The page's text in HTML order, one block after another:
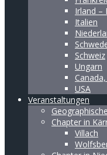
Irland –
Italien
Schweiz
Ungarn
USA
Veranstaltungen
Chapter in
Villach